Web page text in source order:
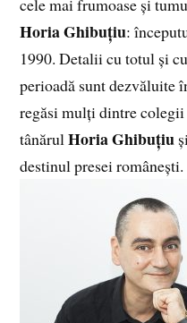
cele mai frumoase și
Horia Ghibuțiu:
1990. Detalii cu totul și
perioadă sunt dezvăluite
regăsi mulți dintre
tânărulHoria Ghibuțiu
destinul presei românești.